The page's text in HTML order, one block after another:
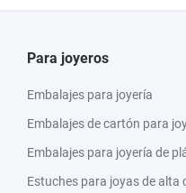
Para joyeros
Embalajes para joyería
Embalajes de cartón para
Embalajes para joyería de
Estuches para joyas de alta